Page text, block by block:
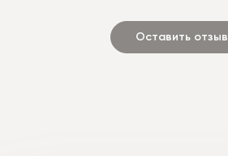
Оставить отзыв